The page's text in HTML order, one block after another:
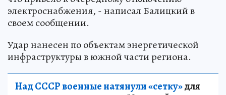
электроснабжения, - написал Балицкий в
своем сообщении.
Удар нанесен по объектам энергетической
инфраструктуры в южной части региона.
Над СССР военные натянули «сетку»для